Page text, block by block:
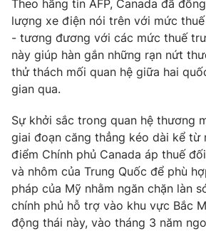
VTV Sức khoẻ Bất
Thị trường 24h Tấm
VTV4
VTV9 VTV8
Liên hệ tòa soạn English
Theo hãng tin AFP, Canada đã
lượng xe điện nói trên với mức thuế
- tương đương với các mức thuế
này giúp hàn gắn những rạn nứt
thử thách mối quan hệ giữa hai
gian qua.
Sự khởi sắc trong quan hệ thương
giai đoạn căng thẳng kéo dài kể từ
điểm Chính phủ Canada áp thuế
và nhôm của Trung Quốc để phù
pháp của Mỹ nhằm ngăn chặn làn
chính phủ hỗ trợ vào khu vực Bắc
động thái này, vào tháng 3 năm